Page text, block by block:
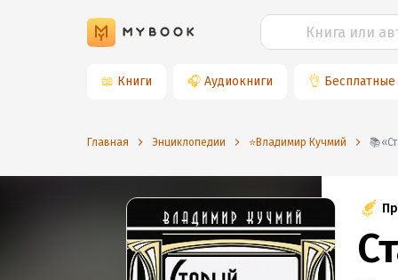
📖 Книги 🎧 Аудиокниги 👌 Бесплатные
Главная Энциклопедии ⭐️Владимир Кучмий